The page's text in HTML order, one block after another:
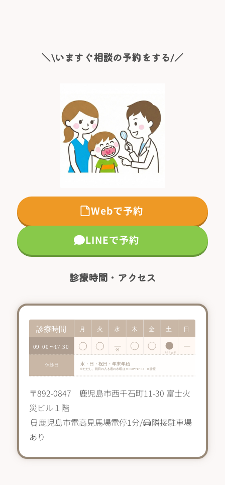
＼\いますぐ相談の予約をする/／
Webで予約
LINEで予約
診療時間・アクセス
〒892-0847 鹿児島市西千石町11-30 富士火
災ビル１階
鹿児島市電高見馬場電停1分/
隣接駐車場
あり